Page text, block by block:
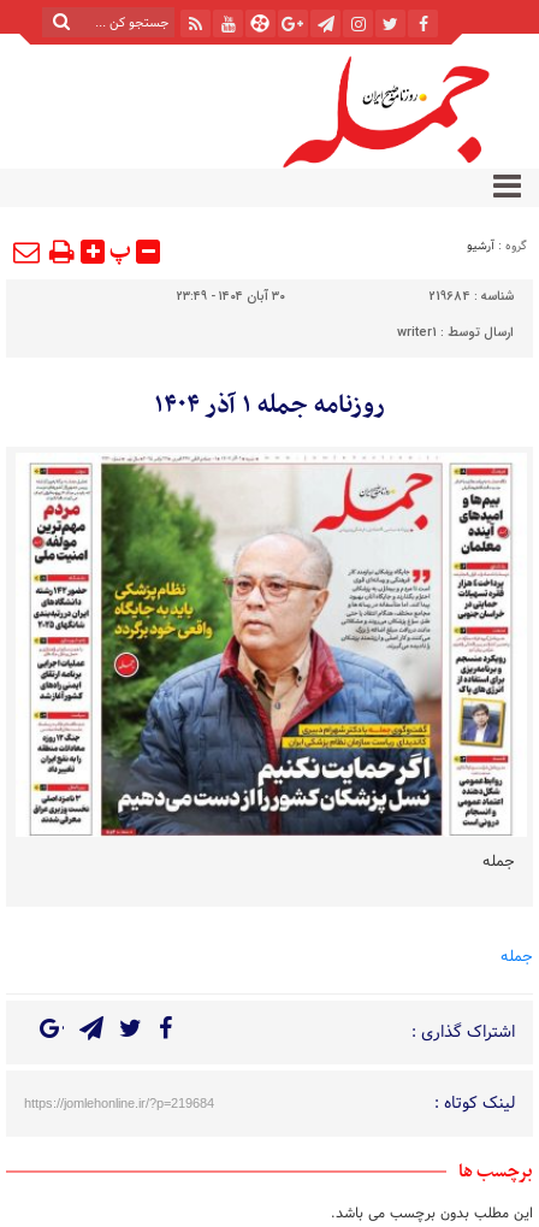
گروه : آرشیو پ
شناسه : 219684
۳۰ آبان ۱۴۰۴ - ۲۳:۴۹
ارسال توسط : writer1
روزنامه جمله ۱ آذر ۱۴۰۴
جمله
جمله
اشتراک گذاری :
لینک کوتاه : https://jomlehonline.ir/?p=219684
برچسب ها
این مطلب بدون برچسب می باشد.